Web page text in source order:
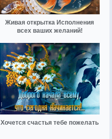
Живая открытка Исполнения
всех ваших желаний!
Хочется счастья тебе пожелать